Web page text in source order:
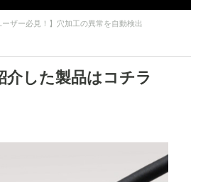
ーザー必見！】穴加工の異常を自動検出
介した製品はコチラ